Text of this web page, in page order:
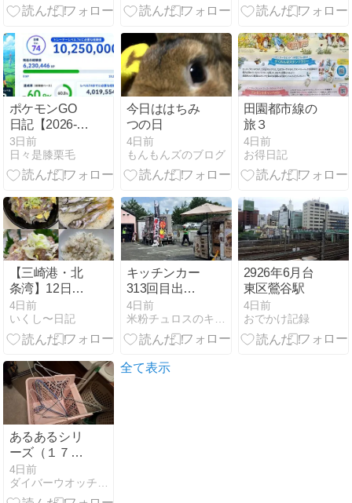
ポケモンGO
日記【2026-
08-03】
3日前
日々是膝栗毛
今日ははちみ
つの日
4日前
もんもんズのブログ
田園都市線の
旅３
4日前
お得日記
【三崎港・北
条湾】12日は
北条湾内で赤
潮発生？19日
はアジ爆釣
7月12日・19
日）
4日前
いくし〜日記
キッチンカー
313回目出
店！猪名川の
つつじ自治会
館でした！
4日前
2926年6月台
東区鶯谷駅
4日前
おでかけ記録
あるあるシリ
ーズ（１７）
ハンガー 編 他
4日前
全て表示